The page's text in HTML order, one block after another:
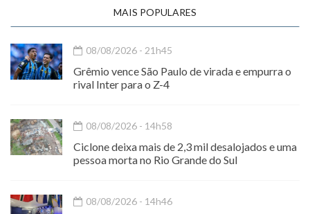
MAIS POPULARES
08/08/2026 - 21h45
Grêmio vence São Paulo de virada e empurra o
rival Inter para o Z-4
08/08/2026 - 14h58
Ciclone deixa mais de 2,3 mil desalojados e uma
pessoa morta no Rio Grande do Sul
08/08/2026 - 14h46